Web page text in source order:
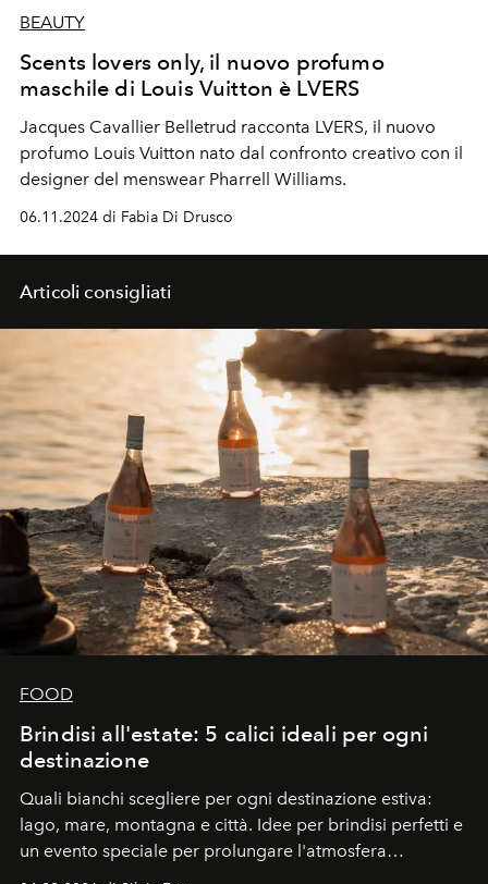
BEAUTY
Scents lovers only, il nuovo profumo
maschile di Louis Vuitton è LVERS
Jacques Cavallier Belletrud racconta LVERS, il nuovo
profumo Louis Vuitton nato dal confronto creativo con il
designer del menswear Pharrell Williams.
06.11.2024 di Fabia Di Drusco
Articoli consigliati
FOOD
Brindisi all'estate: 5 calici ideali per ogni
destinazione
Quali bianchi scegliere per ogni destinazione estiva:
lago, mare, montagna e città. Idee per brindisi perfetti e
un evento speciale per prolungare l'atmosfera